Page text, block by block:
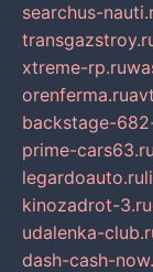
searchus-
xtreme-rp.ru
orenferma.ru
backstage-
prime-cars63.ru
legardoauto.ru
kinozadrot-3.ru
udalenka-
dash-cash-